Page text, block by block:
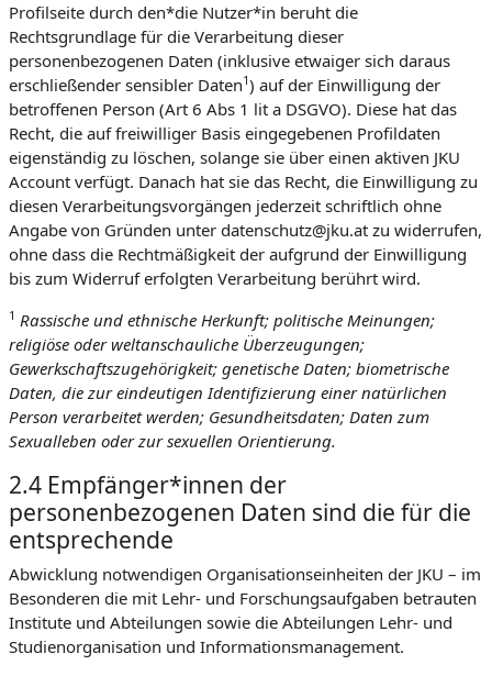
Profilseite durch den*die Nutzer*in beruht die
Rechtsgrundlage für die Verarbeitung dieser
personenbezogenen Daten (inklusive etwaiger sich daraus
erschließender sensibler Daten1) auf der Einwilligung der
betroffenen Person (Art 6 Abs 1 lit a DSGVO). Diese hat das
Recht, die auf freiwilliger Basis eingegebenen Profildaten
eigenständig zu löschen, solange sie über einen aktiven JKU
Account verfügt. Danach hat sie das Recht, die Einwilligung zu
diesen Verarbeitungsvorgängen jederzeit schriftlich ohne
Angabe von Gründen unter datenschutz@jku.at zu widerrufen,
ohne dass die Rechtmäßigkeit der aufgrund der Einwilligung
bis zum Widerruf erfolgten Verarbeitung berührt wird.
1 Rassische und ethnische Herkunft; politische Meinungen;
religiöse oder weltanschauliche Überzeugungen;
Gewerkschaftszugehörigkeit; genetische Daten; biometrische
Daten, die zur eindeutigen Identifizierung einer natürlichen
Person verarbeitet werden; Gesundheitsdaten; Daten zum
Sexualleben oder zur sexuellen Orientierung.
2.4 Empfänger*innen der
personenbezogenen Daten sind die für die
entsprechende
Abwicklung notwendigen Organisationseinheiten der JKU – im
Besonderen die mit Lehr- und Forschungsaufgaben betrauten
Institute und Abteilungen sowie die Abteilungen Lehr- und
Studienorganisation und Informationsmanagement.